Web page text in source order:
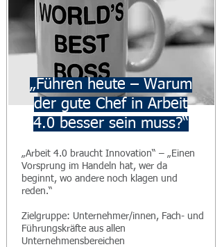
„Führen heute – Warum
der gute Chef in Arbeit
4.0 besser sein muss?“
„Arbeit 4.0 braucht Innovation“ – „Einen
Vorsprung im Handeln hat, wer da
beginnt, wo andere noch klagen und
reden.“
Zielgruppe: Unternehmer/innen, Fach- und
Führungskräfte aus allen
Unternehmensbereichen